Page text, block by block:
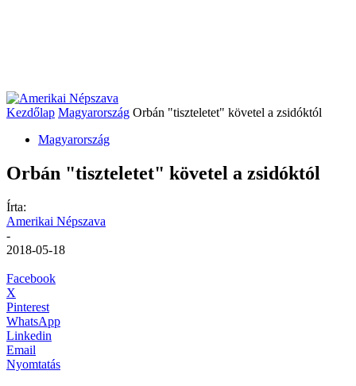
Kezdőlap Magyarország Orbán "tiszteletet" követel a zsidóktól
Magyarország
Orbán "tiszteletet" követel a zsidóktól
Írta:
Amerikai Népszava
-
2018-05-18
Facebook
X
Pinterest
WhatsApp
Linkedin
Email
Nyomtatás